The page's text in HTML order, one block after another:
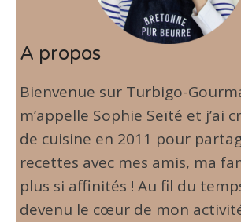
A propos
Bienvenue sur Turbigo-
m’appelle Sophie Seïté et j’ai
de cuisine en 2011 pour
recettes avec mes amis, ma
plus si affinités ! Au fil du
devenu le cœur de mon